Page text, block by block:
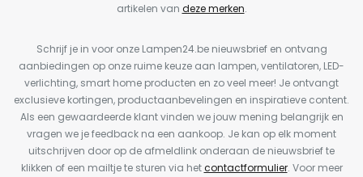
artikelen van deze merken.
Schrijf je in voor onze Lampen24.be nieuwsbrief en ontvang
aanbiedingen op onze ruime keuze aan lampen, ventilatoren, LED-
verlichting, smart home producten en zo veel meer! Je ontvangt
exclusieve kortingen, productaanbevelingen en inspiratieve content.
Als een gewaardeerde klant vinden we jouw mening belangrijk en
vragen we je feedback na een aankoop. Je kan op elk moment
uitschrijven door op de afmeldlink onderaan de nieuwsbrief te
klikken of een mailtje te sturen via hetcontactformulier. Voor meer